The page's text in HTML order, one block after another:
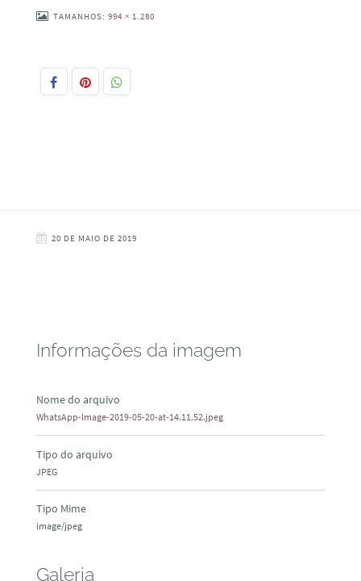
TAMANHOS: 994 × 1.280
20 DE MAIO DE 2019
Informações da imagem
Nome do arquivo
WhatsApp-Image-2019-05-20-at-14.11.52.jpeg
Tipo do arquivo
JPEG
Tipo Mime
image/jpeg
Galeria